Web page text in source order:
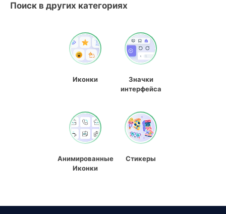
Поиск в других категориях
Иконки
Значки
интерфейса
Анимированные
Иконки
Стикеры